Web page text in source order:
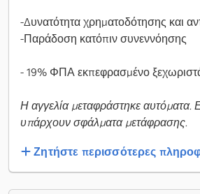
-Δυνατότητα χρηματοδότησης και
-Παράδοση κατόπιν συνεννόησης
- 19% ΦΠΑ εκπεφρασμένο
Η αγγελία μεταφράστηκε αυτόματα.
υπάρχουν σφάλματα μετάφρασης.
Ζητήστε περισσότερες